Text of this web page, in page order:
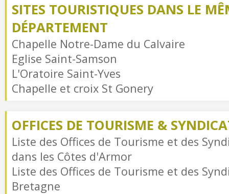
SITES TOURISTIQUES DANS LE
DÉPARTEMENT
Chapelle Notre-Dame du Calvaire
Eglise Saint-Samson
L'Oratoire Saint-Yves
Chapelle et croix St Gonery
OFFICES DE TOURISME &
Liste des Offices de Tourisme et des
dans les Côtes d'Armor
Liste des Offices de Tourisme et des
Bretagne